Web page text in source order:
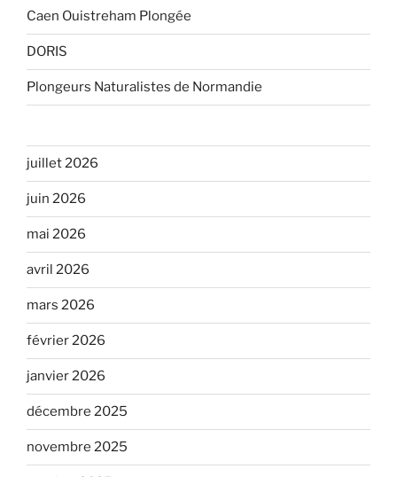
Caen Ouistreham Plongée
DORIS
Plongeurs Naturalistes de Normandie
juillet 2026
juin 2026
mai 2026
avril 2026
mars 2026
février 2026
janvier 2026
décembre 2025
novembre 2025